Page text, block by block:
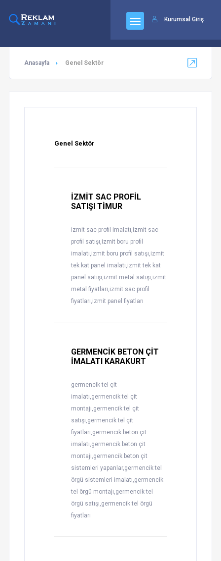
Kurumsal Giriş
Anasayfa Genel Sektör
Genel Sektör
İZMİT SAC PROFİL
SATIŞI TİMUR
izmit sac profil imalatı,izmit sac
profil satışı,izmit boru profil
imalatı,izmit boru profil satışı,izmit
tek kat panel imalatı,izmit tek kat
panel satışı,izmit metal satışı,izmit
metal fiyatları,izmit sac profil
fiyatları,izmit panel fiyatları
GERMENCİK BETON ÇİT
İMALATI KARAKURT
germencik tel çit
imalatı,germencik tel çit
montajı,germencik tel çit
satışı,germencik tel çit
fiyatları,germencik beton çit
imalatı,germencik beton çit
montajı,germencik beton çit
sistemleri yapanlar,germencik tel
örgü sistemleri imalatı,germencik
tel örgü montajı,germencik tel
örgü satışı,germencik tel örgü
fiyatları